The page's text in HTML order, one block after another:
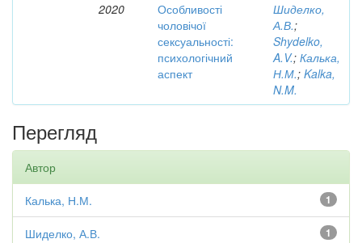
2020
Особливості
чоловічої
сексуальності:
психологічний
аспект
Шиделко,
А.В.;
Shydelko,
A.V.; Калька,
Н.М.; Kalka,
N.M.
Перегляд
Автор
1
Калька, Н.М.
1
Шиделко, А.В.